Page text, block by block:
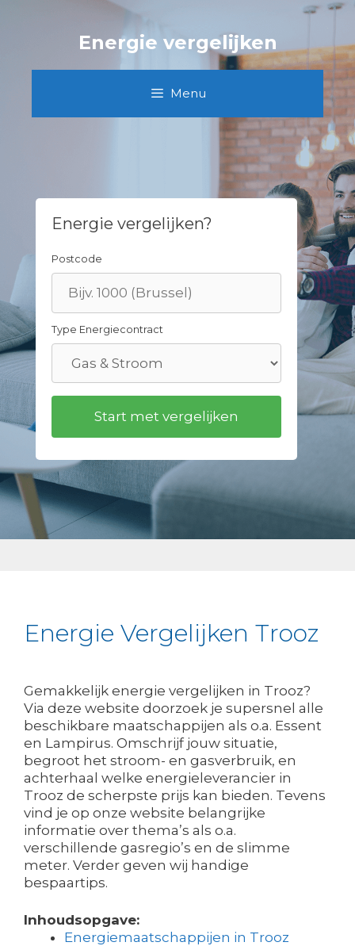
Energie vergelijken
Menu
Energie vergelijken?
Postcode
Type Energiecontract
Energie Vergelijken Trooz
Gemakkelijk energie vergelijken in Trooz?
Via deze website doorzoek je supersnel alle
beschikbare maatschappijen als o.a. Essent
en Lampirus. Omschrijf jouw situatie,
begroot het stroom- en gasverbruik, en
achterhaal welke energieleverancier in
Trooz de scherpste prijs kan bieden. Tevens
vind je op onze website belangrijke
informatie over thema’s als o.a.
verschillende gasregio’s en de slimme
meter. Verder geven wij handige
bespaartips.
Inhoudsopgave:
Energiemaatschappijen in Trooz